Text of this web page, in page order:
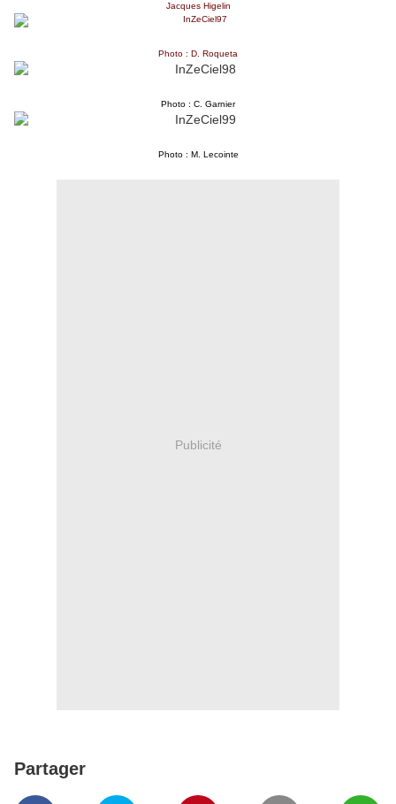
Jacques Higelin
Photo : D. Roqueta
Photo : C. Garnier
Photo : M. Lecointe
Publicité
Partager